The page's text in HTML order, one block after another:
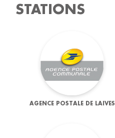
STATIONS
AGENCE POSTALE DE LAIVES